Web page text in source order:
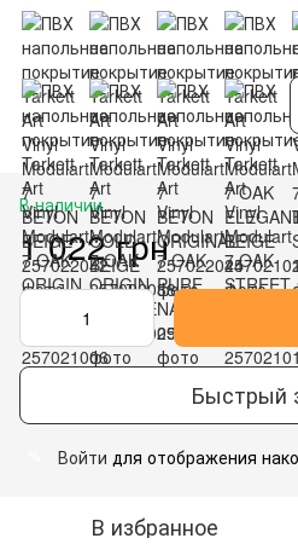
В наличии
1 022 грн
Быстрый
Войти для отображения
В избранное